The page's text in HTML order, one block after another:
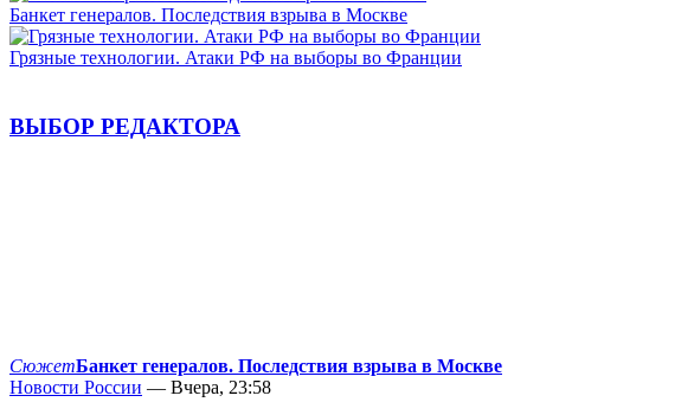
Банкет генералов. Последствия взрыва в Москве
Грязные технологии. Атаки РФ на выборы во Франции
ВЫБОР РЕДАКТОРА
СюжетБанкет генералов. Последствия взрыва в Москве
Новости России — Вчера, 23:58